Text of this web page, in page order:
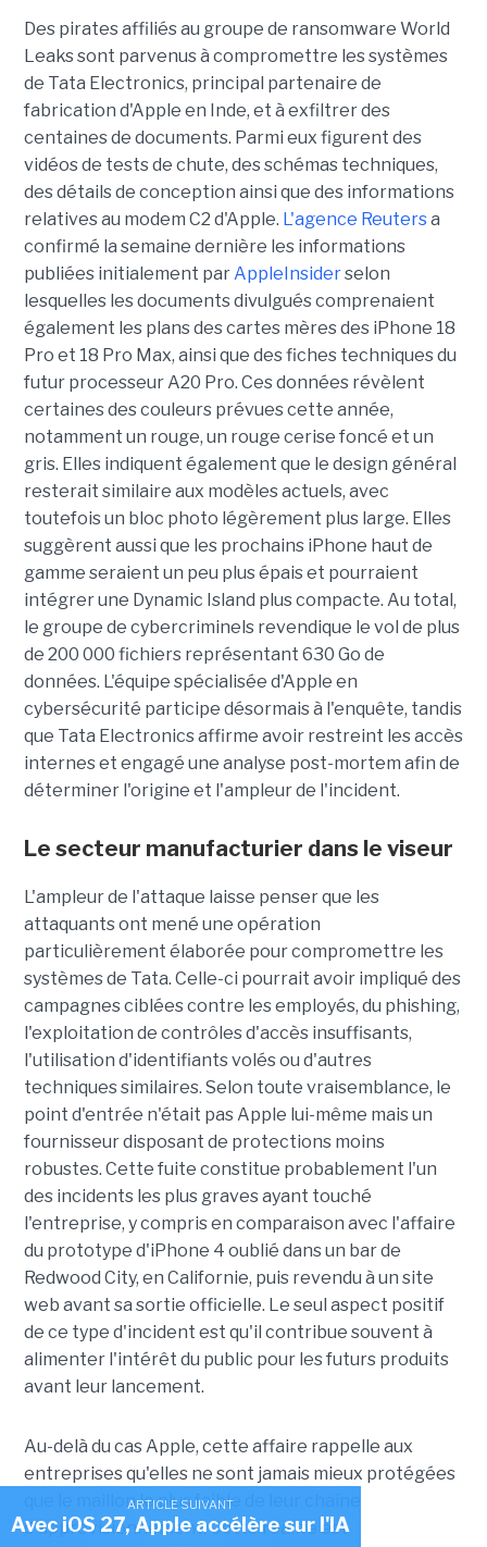
Des pirates affiliés au groupe de ransomware World
Leaks sont parvenus à compromettre les systèmes
de Tata Electronics, principal partenaire de
fabrication d'Apple en Inde, et à exfiltrer des
centaines de documents. Parmi eux figurent des
vidéos de tests de chute, des schémas techniques,
des détails de conception ainsi que des informations
relatives au modem C2 d'Apple. L'agence Reutersa
confirmé la semaine dernière les informations
publiées initialement parAppleInsiderselon
lesquelles les documents divulgués comprenaient
également les plans des cartes mères des iPhone 18
Pro et 18 Pro Max, ainsi que des fiches techniques du
futur processeur A20 Pro. Ces données révèlent
certaines des couleurs prévues cette année,
notamment un rouge, un rouge cerise foncé et un
gris. Elles indiquent également que le design général
resterait similaire aux modèles actuels, avec
toutefois un bloc photo légèrement plus large. Elles
suggèrent aussi que les prochains iPhone haut de
gamme seraient un peu plus épais et pourraient
intégrer une Dynamic Island plus compacte. Au total,
le groupe de cybercriminels revendique le vol de plus
de 200 000 fichiers représentant 630 Go de
données. L'équipe spécialisée d'Apple en
cybersécurité participe désormais à l'enquête, tandis
que Tata Electronics affirme avoir restreint les accès
internes et engagé une analyse post-mortem afin de
déterminer l'origine et l'ampleur de l'incident.
Le secteur manufacturier dans le viseur
L'ampleur de l'attaque laisse penser que les
attaquants ont mené une opération
particulièrement élaborée pour compromettre les
systèmes de Tata. Celle-ci pourrait avoir impliqué des
campagnes ciblées contre les employés, du phishing,
l'exploitation de contrôles d'accès insuffisants,
l'utilisation d'identifiants volés ou d'autres
techniques similaires. Selon toute vraisemblance, le
point d'entrée n'était pas Apple lui-même mais un
fournisseur disposant de protections moins
robustes. Cette fuite constitue probablement l'un
des incidents les plus graves ayant touché
l'entreprise, y compris en comparaison avec l'affaire
du prototype d'iPhone 4 oublié dans un bar de
Redwood City, en Californie, puis revendu à un site
web avant sa sortie officielle. Le seul aspect positif
de ce type d'incident est qu'il contribue souvent à
alimenter l'intérêt du public pour les futurs produits
avant leur lancement.
Au-delà du cas Apple, cette affaire rappelle aux
entreprises qu'elles ne sont jamais mieux protégées
que le maillon le plus faible de leur chaîne
d'approvisionnement. Cette réalité est
ARTICLE SUIVANT
Avec iOS 27, Apple accélère sur l'IA